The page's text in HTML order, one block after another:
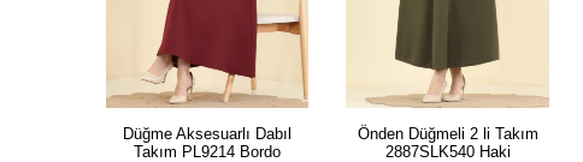
Düğme Aksesuarlı Dabıl
Takım PL9214 Bordo
Önden Düğmeli 2 li Takım
2887SLK540 Haki